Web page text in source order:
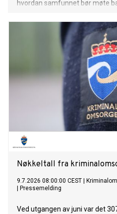
hvordan samfunnet bør møte
fra den senere tid.
Nøkkeltall fra
9.7.2026 08:00:00 CEST
Pressemelding
Ved utgangen av juni var det